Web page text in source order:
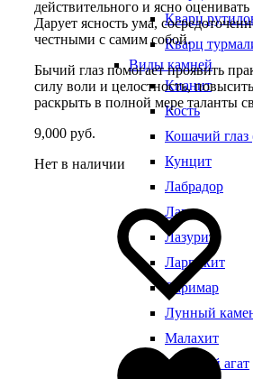
Кварц
Кварц
Виды камней
Кианит
Кость
Кошачий
Кунцит
Лабрадор
Лава
Лазурит
Ларвикит
Ларимар
Лунный
Малахит
Моховой агат
действительного и ясно
Дарует ясность ума,
честными с самим собой.
Бычий глаз помогает проявить
силу воли и целостность,
раскрыть в полной мере таланты
9,000 руб.
Нет в наличии